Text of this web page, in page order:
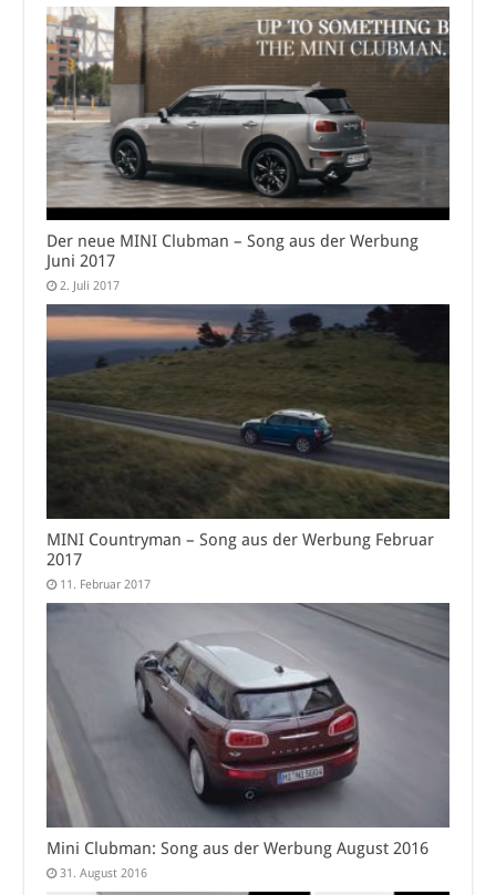
Der neue MINI Clubman – Song aus der Werbung
Juni 2017
2. Juli 2017
MINI Countryman – Song aus der Werbung Februar
2017
11. Februar 2017
Mini Clubman: Song aus der Werbung August 2016
31. August 2016